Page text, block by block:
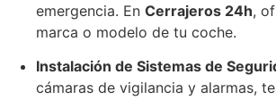
emergencia. En Cerrajeros 24h,
marca o modelo de tu coche.
Instalación de Sistemas de
cámaras de vigilancia y alarmas,